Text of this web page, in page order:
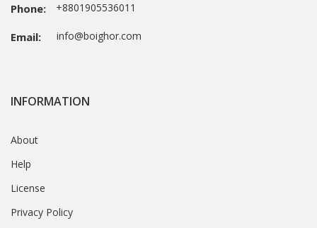
Phone: +8801905536011
Email: info@boighor.com
INFORMATION
About
Help
License
Privacy Policy